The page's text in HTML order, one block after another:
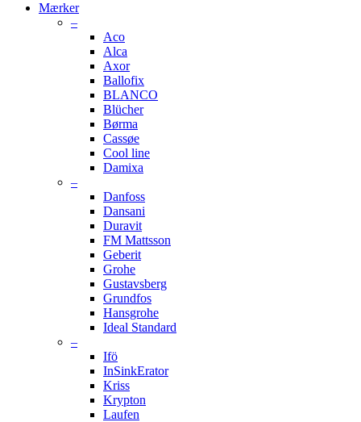
Mærker
–
Aco
Alca
Axor
Ballofix
BLANCO
Blücher
Børma
Cassøe
Cool line
Damixa
–
Danfoss
Dansani
Duravit
FM Mattsson
Geberit
Grohe
Gustavsberg
Grundfos
Hansgrohe
Ideal Standard
–
Ifö
InSinkErator
Kriss
Krypton
Laufen